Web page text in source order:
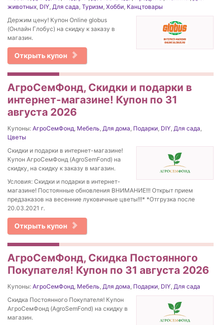
животных, DIY, Для сада, Туризм, Хобби, Канцтовары
Держим цену! Купон Online globus
(Онлайн Глобус) на скидку к заказу в
магазин.
Открыть купон
АгроСемФонд, Скидки и подарки в
интернет-магазине! Купон по 31
августа 2026
Купоны: АгроСемФонд, Мебель, Для дома, Подарки, DIY, Для сада,
Цветы
Скидки и подарки в интернет-магазине!
Купон АгроСемФонд (AgroSemFond) на
скидку, на скидку к заказу в магазин.
Условия: Скидки и подарки в интернет-
магазине! Постоянные обновления ВНИМАНИЕ!!! Открыт прием
предзаказов на весенние луковичные цветы!!!* *Отгрузка после
20.03.2021 г.
Открыть купон
АгроСемФонд, Скидка Постоянного
Покупателя! Купон по 31 августа 2026
Купоны: АгроСемФонд, Мебель, Для дома, Подарки, DIY, Для сада
Скидка Постоянного Покупателя! Купон
АгроСемФонд (AgroSemFond) на скидку в
магазин.